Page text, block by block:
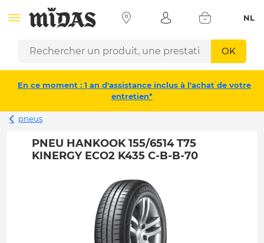
NL
OK
En ce moment : 1 an d'assistance inclus à l'achat de votre
entretien*
pneus
PNEU HANKOOK 155/6514 T75
KINERGY ECO2 K435 C-B-B-70